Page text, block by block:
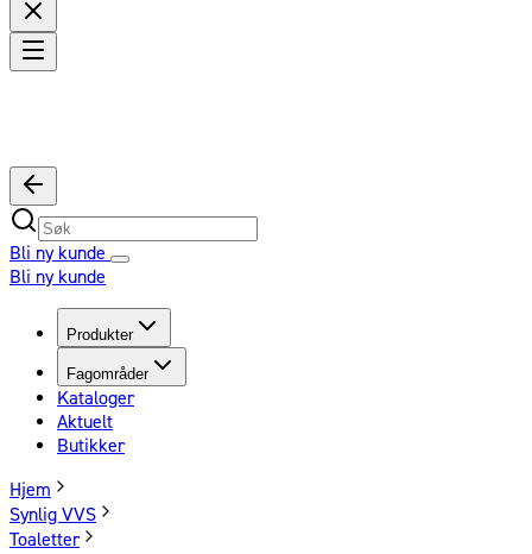
Bli ny kunde
Bli ny kunde
Produkter
Fagområder
Kataloger
Aktuelt
Butikker
Hjem
Synlig VVS
Toaletter